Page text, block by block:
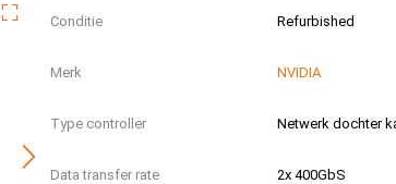
Conditie Refurbished
Merk NVIDIA
Type controller Netwerk dochter
Data transfer rate 2x 400GbS